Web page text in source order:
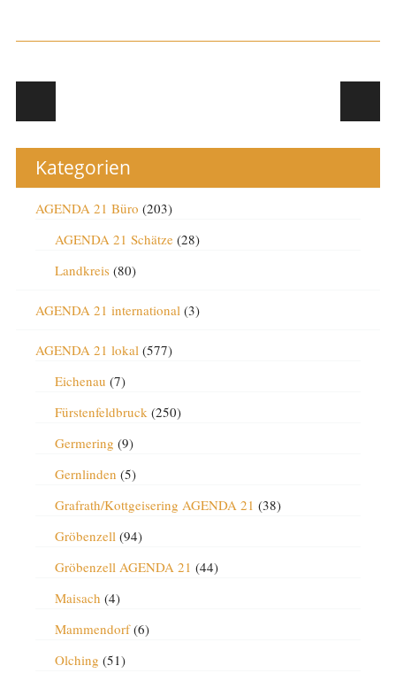
Post navigation
Kategorien
AGENDA 21 Büro (203)
AGENDA 21 Schätze(28)
Landkreis(80)
AGENDA 21 international(3)
AGENDA 21 lokal(577)
Eichenau (7)
Fürstenfeldbruck(250)
Germering (9)
Gernlinden (5)
Grafrath/Kottgeisering AGENDA 21 (38)
Gröbenzell(94)
Gröbenzell AGENDA 21 (44)
Maisach (4)
Mammendorf(6)
Olching (51)